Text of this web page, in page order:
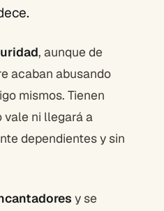
, aunque de
acaban abusando
mismos. Tienen
vale ni llegará a
dependientes y sin
y se